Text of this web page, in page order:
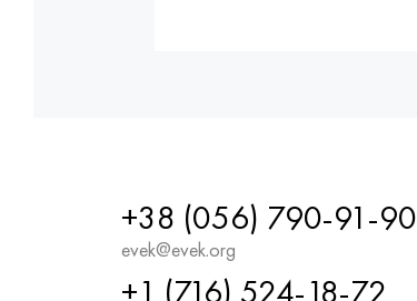
+38 (056) 790-91-90
evek@evek.org
+1 (716) 524-18-72